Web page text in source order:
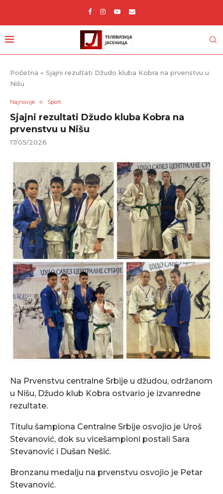
Početna » Sjajni rezultati Džudo kluba Kobra na prvenstvu u
Nišu
Najnovije Sport
Sjajni rezultati Džudo kluba Kobra na
prvenstvu u Nišu
17/05/2026
Na Prvenstvu centralne Srbije u džudou, održanom
u Nišu, Džudo klub Kobra ostvario je izvanredne
rezultate.
Titulu šampiona Centralne Srbije osvojio je Uroš
Stevanović, dok su vicešampioni postali Sara
Stevanović i Dušan Nešić.
Bronzanu medalju na prvenstvu osvojio je Petar
Stevanović.